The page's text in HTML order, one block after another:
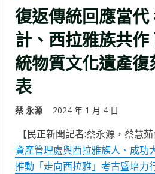
復返傳統回應當代
計、西拉雅族共
統物質文化遺產
表
蔡 永源 2024 年 1 月 4 日
【民正新聞記者:蔡永源，蔡慧茹
資產管理處與西拉雅族人、成功
推動「走向西拉雅」考古暨培力